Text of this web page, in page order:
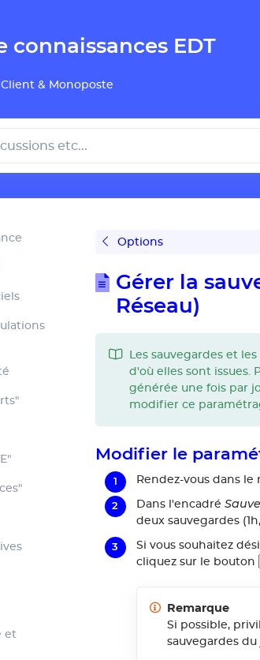
connaissances EDT
Client & Monoposte
et
Options
Gérer la
Réseau)
Les sauvegardes et
d'où elles sont issues.
générée une fois par
modifier ce
Modifier le
Rendez-vous dans le
Dans l'encadré
deux sauvegardes
Si vous souhaitez
cliquez sur le bouton
Remarque
Si possible,
sauvegardes du